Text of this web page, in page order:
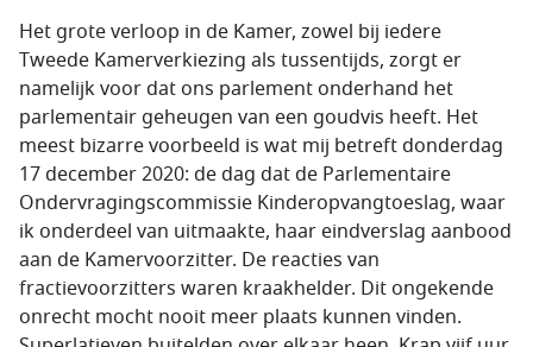
Het grote verloop in de Kamer, zowel bij iedere
Tweede Kamerverkiezing als tussentijds, zorgt er
namelijk voor dat ons parlement onderhand het
parlementair geheugen van een goudvis heeft. Het
meest bizarre voorbeeld is wat mij betreft donderdag
17 december 2020: de dag dat de Parlementaire
Ondervragingscommissie Kinderopvangtoeslag, waar
ik onderdeel van uitmaakte, haar eindverslag aanbood
aan de Kamervoorzitter. De reacties van
fractievoorzitters waren kraakhelder. Dit ongekende
onrecht mocht nooit meer plaats kunnen vinden.